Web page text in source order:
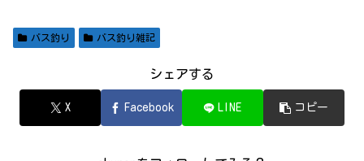
バス釣り バス釣り雑記
シェアする
X Facebook LINE コピー